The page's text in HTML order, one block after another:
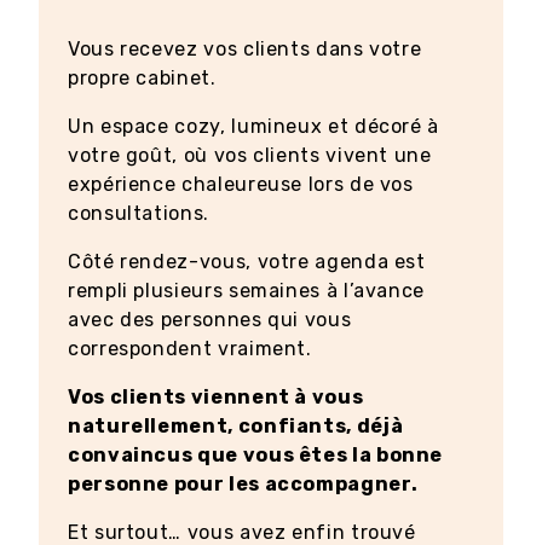
Vous recevez vos clients dans votre
propre cabinet.
Un espace cozy, lumineux et décoré à
votre goût, où vos clients vivent une
expérience chaleureuse lors de vos
consultations.
Côté rendez-vous, votre agenda est
rempli plusieurs semaines à l’avance
avec des personnes qui vous
correspondent vraiment.
Vos clients viennent à vous
naturellement, confiants, déjà
convaincus que vous êtes la bonne
personne pour les accompagner.
Et surtout… vous avez enfin trouvé